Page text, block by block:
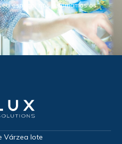
espaço, nós retomamos os
Várzea lote